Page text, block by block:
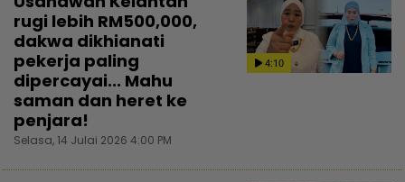
4:10
rugi lebih RM500,000,
dakwa dikhianati
pekerja paling
dipercayai... Mahu
saman dan heret ke
penjara!
Selasa, 14 Julai 2026 4:00 PM